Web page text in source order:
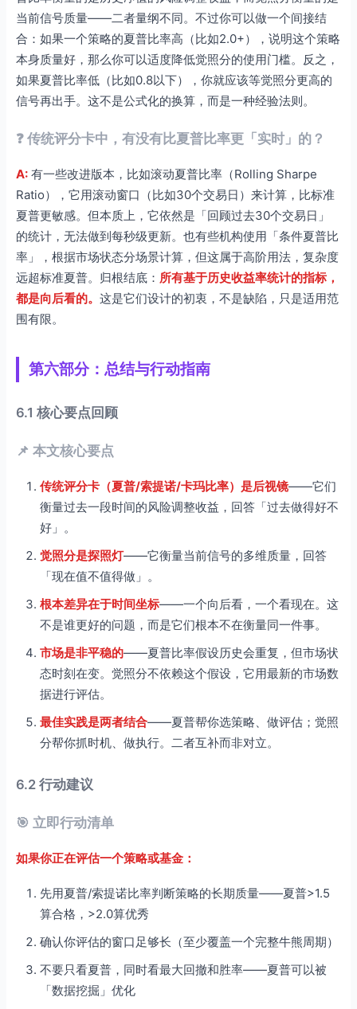
当前信号质量——二者量纲不同。不过你可以做一个间接结
合：如果一个策略的夏普比率高（比如2.0+），说明这个策略
本身质量好，那么你可以适度降低觉照分的使用门槛。反之，
如果夏普比率低（比如0.8以下），你就应该等觉照分更高的
信号再出手。这不是公式化的换算，而是一种经验法则。
❓ 传统评分卡中，有没有比夏普比率更「实时」的？
A: 有一些改进版本，比如滚动夏普比率（Rolling Sharpe
Ratio），它用滚动窗口（比如30个交易日）来计算，比标准
夏普更敏感。但本质上，它依然是「回顾过去30个交易日」
的统计，无法做到每秒级更新。也有些机构使用「条件夏普比
率」，根据市场状态分场景计算，但这属于高阶用法，复杂度
远超标准夏普。归根结底： 所有基于历史收益率统计的指标，
都是向后看的。 这是它们设计的初衷，不是缺陷，只是适用范
围有限。
第六部分：总结与行动指南
6.1 核心要点回顾
📌 本文核心要点
传统评分卡（夏普/索提诺/卡玛比率）是后视镜——它们
衡量过去一段时间的风险调整收益，回答「过去做得好不
好」。
觉照分是探照灯——它衡量当前信号的多维质量，回答
「现在值不值得做」。
根本差异在于时间坐标——一个向后看，一个看现在。这
不是谁更好的问题，而是它们根本不在衡量同一件事。
市场是非平稳的——夏普比率假设历史会重复，但市场状
态时刻在变。觉照分不依赖这个假设，它用最新的市场数
据进行评估。
最佳实践是两者结合——夏普帮你选策略、做评估；觉照
分帮你抓时机、做执行。二者互补而非对立。
6.2 行动建议
🎯 立即行动清单
如果你正在评估一个策略或基金：
先用夏普/索提诺比率判断策略的长期质量——夏普>1.5
算合格，>2.0算优秀
确认你评估的窗口足够长（至少覆盖一个完整牛熊周期）
不要只看夏普，同时看最大回撤和胜率——夏普可以被
「数据挖掘」优化